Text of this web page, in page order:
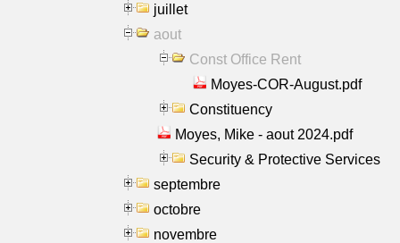
juillet
aout
Const Office Rent
Moyes-COR-August.pdf
Constituency
Moyes, Mike - aout 2024.pdf
Security & Protective Services
septembre
octobre
novembre